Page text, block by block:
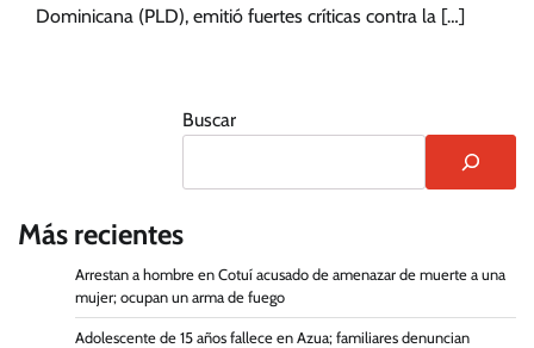
Dominicana (PLD), emitió fuertes críticas contra la […]
Buscar
Más recientes
Arrestan a hombre en Cotuí acusado de amenazar de muerte a una
mujer; ocupan un arma de fuego
Adolescente de 15 años fallece en Azua; familiares denuncian